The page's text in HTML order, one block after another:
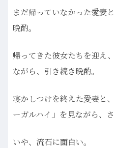
まだ帰っていなかった愛妻
晩酌。
帰ってきた彼女たちを迎え
ながら、引き続き晩酌。
寝かしつけを終えた愛妻と
ーガルハイ」を見ながら、さ
いや、流石に面白い。